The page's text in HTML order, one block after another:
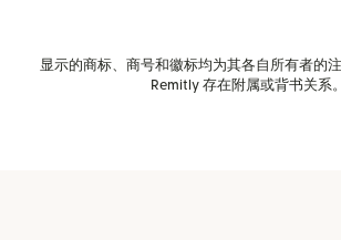
显示的商标、商号和徽标均为其各自所有者的
Remitly 存在附属或背书关系。